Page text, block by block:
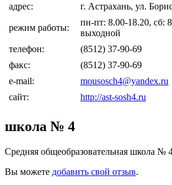
адрес: г. Астрахань, ул.
режим работы:
пн-пт: 8.00-18.20, сб:
выходной
телефон:
(8512) 37-90-69
факс:
(8512) 37-90-69
e-mail:
mousosch4@yandex.ru
сайт:
http://ast-sosh4.ru
школа № 4
Средняя общеобразовательная школа №
Вы можете добавить свой отзыв.